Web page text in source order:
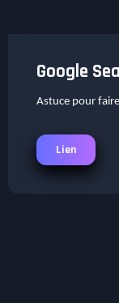
Google
Astuce pour
Lien